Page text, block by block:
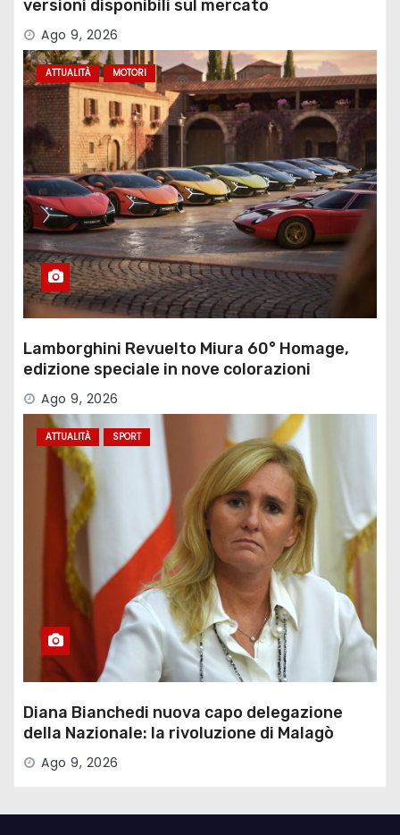
versioni disponibili sul mercato
Ago 9, 2026
ATTUALITÀ MOTORI
Lamborghini Revuelto Miura 60° Homage,
edizione speciale in nove colorazioni
Ago 9, 2026
ATTUALITÀ SPORT
Diana Bianchedi nuova capo delegazione
della Nazionale: la rivoluzione di Malagò
Ago 9, 2026